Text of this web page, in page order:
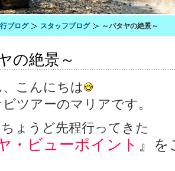
ブログ スタッフブログ ～パタヤの絶景～
の絶景～
こんにちは
ツアーのマリアです。
ょうど先程行ってきた
・ビューポイント 』
を